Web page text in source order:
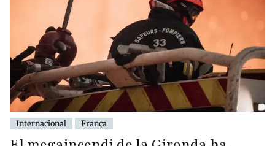
Internacional França